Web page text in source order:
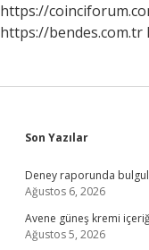
https://
https://bendes.com.tr
Sidebar
Son Yazılar
Deney raporunda
Ağustos 6, 2026
Avene güneş kremi
Ağustos 5, 2026